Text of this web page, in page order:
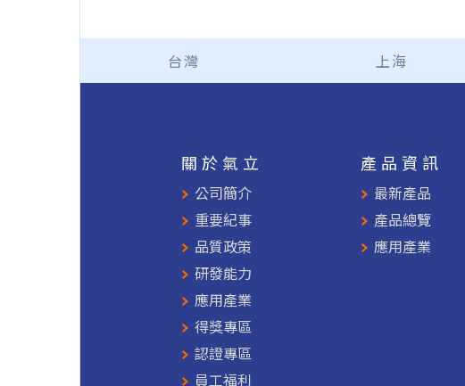
台灣 上海
關於氣立
公司簡介
重要紀事
品質政策
研發能力
應用產業
得獎專區
認證專區
員工福利
產品資訊
最新產品
產品總覽
應用產業